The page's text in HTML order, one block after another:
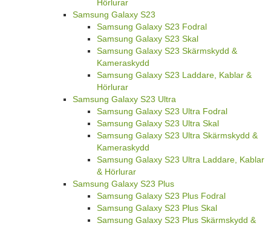
Hörlurar
Samsung Galaxy S23
Samsung Galaxy S23 Fodral
Samsung Galaxy S23 Skal
Samsung Galaxy S23 Skärmskydd &
Kameraskydd
Samsung Galaxy S23 Laddare, Kablar &
Hörlurar
Samsung Galaxy S23 Ultra
Samsung Galaxy S23 Ultra Fodral
Samsung Galaxy S23 Ultra Skal
Samsung Galaxy S23 Ultra Skärmskydd &
Kameraskydd
Samsung Galaxy S23 Ultra Laddare, Kablar
& Hörlurar
Samsung Galaxy S23 Plus
Samsung Galaxy S23 Plus Fodral
Samsung Galaxy S23 Plus Skal
Samsung Galaxy S23 Plus Skärmskydd &